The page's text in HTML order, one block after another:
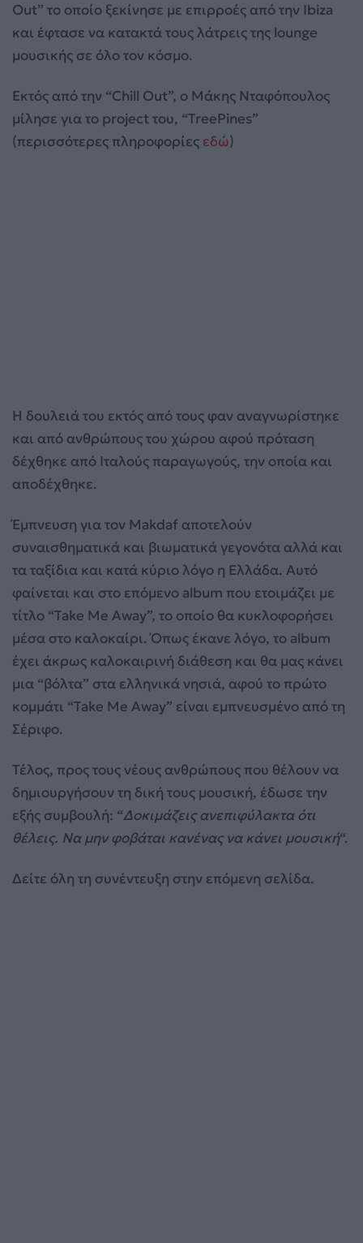
Out” το οποίο ξεκίνησε με επιρροές από την Ibiza
και έφτασε να κατακτά τους λάτρεις της lounge
μουσικής σε όλο τον κόσμο.
Εκτός από την “Chill Out”, ο Μάκης Νταφόπουλος
μίλησε για το project του, “TreePines”
(περισσότερες πληροφορίες εδώ)
Η δουλειά του εκτός από τους φαν αναγνωρίστηκε
και από ανθρώπους του χώρου αφού πρόταση
δέχθηκε από Ιταλούς παραγωγούς, την οποία και
αποδέχθηκε.
Έμπνευση για τον Makdaf αποτελούν
συναισθηματικά και βιωματικά γεγονότα αλλά και
τα ταξίδια και κατά κύριο λόγο η Ελλάδα. Αυτό
φαίνεται και στο επόμενο album που ετοιμάζει με
τίτλο “Take Me Away”, το οποίο θα κυκλοφορήσει
μέσα στο καλοκαίρι. Όπως έκανε λόγο, το album
έχει άκρως καλοκαιρινή διάθεση και θα μας κάνει
μια “βόλτα” στα ελληνικά νησιά, αφού το πρώτο
κομμάτι “Take Me Away” είναι εμπνευσμένο από τη
Σέριφο.
Τέλος, προς τους νέους ανθρώπους που θέλουν να
δημιουργήσουν τη δική τους μουσική, έδωσε την
εξής συμβουλή: “Δοκιμάζεις ανεπιφύλακτα ότι
θέλεις. Να μην φοβάται κανένας να κάνει μουσική“.
Δείτε όλη τη συνέντευξη στην επόμενη σελίδα.